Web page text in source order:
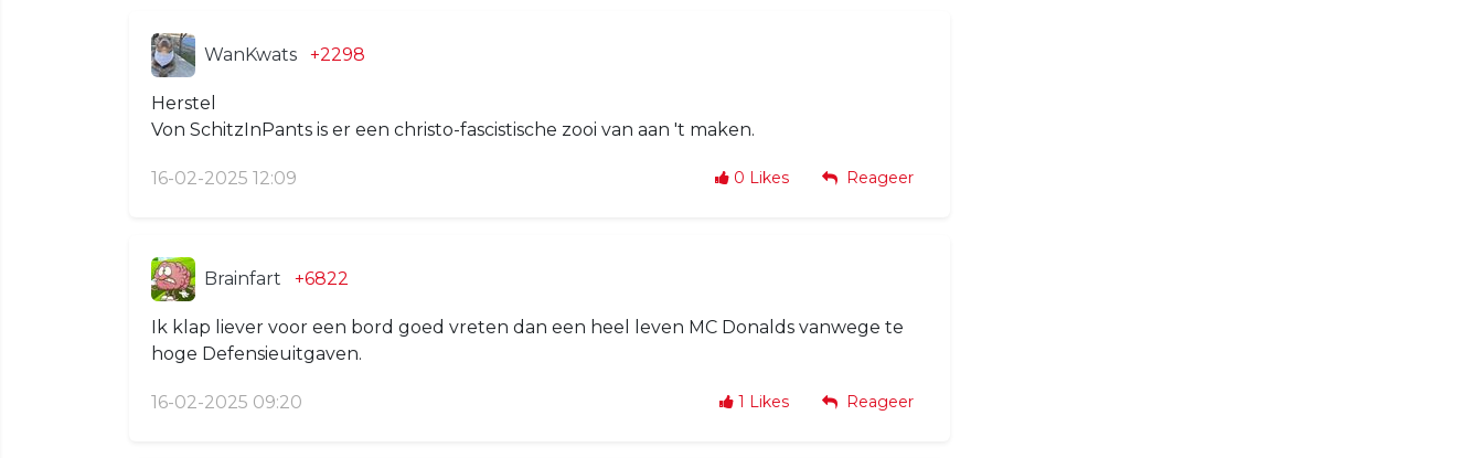
WanKwats +2298
Herstel
Von SchitzInPants is er een christo-fascistische zooi van aan 't maken.
16-02-2025 12:09 0 Likes Reageer
Brainfart +6822
Ik klap liever voor een bord goed vreten dan een heel leven MC Donalds vanwege te
hoge Defensieuitgaven.
16-02-2025 09:20 1 Likes Reageer